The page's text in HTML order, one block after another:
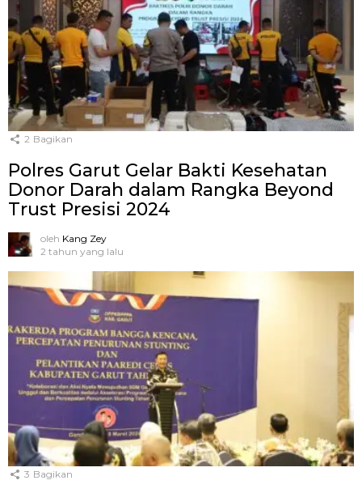
2 Bagikan
Polres Garut Gelar Bakti Kesehatan
Donor Darah dalam Rangka Beyond
Trust Presisi 2024
oleh Kang Zey
2 tahun yang lalu
3 Bagikan